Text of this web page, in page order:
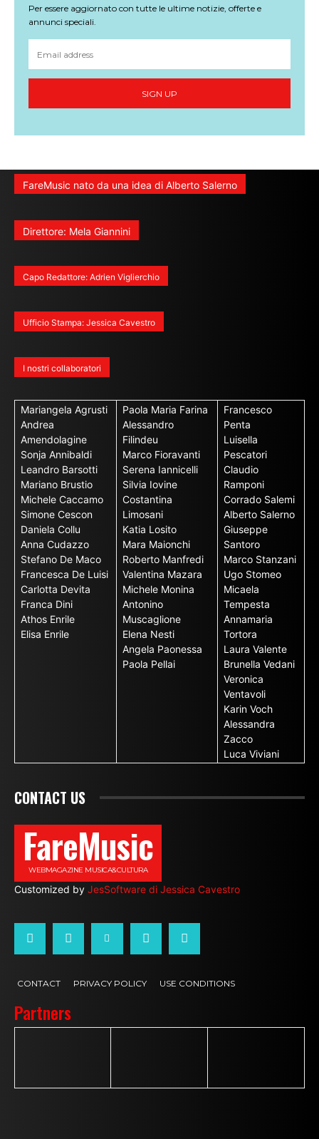
Per essere aggiornato con tutte le ultime notizie, offerte e
annunci speciali.
SIGN UP
FareMusic nato da una idea di Alberto Salerno
Direttore: Mela Giannini
Capo Redattore: Adrien Viglierchio
Ufficio Stampa: Jessica Cavestro
I nostri collaboratori
Mariangela Agrusti
Andrea
Amendolagine
Sonja Annibaldi
Leandro Barsotti
Mariano Brustio
Michele Caccamo
Simone Cescon
Daniela Collu
Anna Cudazzo
Stefano De Maco
Francesca De Luisi
Carlotta Devita
Franca Dini
Athos Enrile
Elisa Enrile
Paola Maria Farina
Alessandro
Filindeu
Marco Fioravanti
Serena Iannicelli
Silvia Iovine
Costantina
Limosani
Katia Losito
Mara Maionchi
Roberto Manfredi
Valentina Mazara
Michele Monina
Antonino
Muscaglione
Elena Nesti
Angela Paonessa
Paola Pellai
Francesco
Penta
Luisella
Pescatori
Claudio
Ramponi
Corrado Salemi
Alberto Salerno
Giuseppe
Santoro
Marco Stanzani
Ugo Stomeo
Micaela
Tempesta
Annamaria
Tortora
Laura Valente
Brunella Vedani
Veronica
Ventavoli
Karin Voch
Alessandra
Zacco
Luca Viviani
CONTACT US
FareMusic
WEBMAGAZINE MUSICA&CULTURA
Customized by JesSoftware di Jessica Cavestro
CONTACT PRIVACY POLICY USE CONDITIONS
Partners